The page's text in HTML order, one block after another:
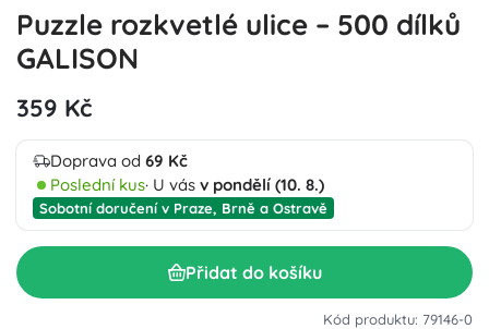
Puzzle rozkvetlé ulice – 500 dílků
GALISON
359 Kč
Doprava od 69 Kč
Poslední kus· U vás v pondělí (10. 8.)
Sobotní doručení v Praze, Brně a Ostravě
Přidat do košíku
Kód produktu: 79146-0